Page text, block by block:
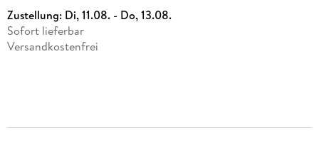
Zustellung: Di, 11.08. - Do, 13.08.
Sofort lieferbar
Versandkostenfrei